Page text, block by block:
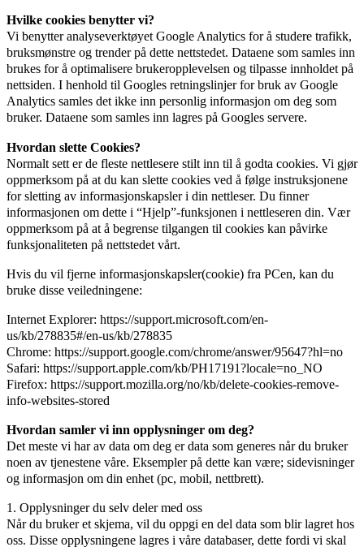
Hvilke cookies benytter vi?
Vi benytter analyseverktøyet Google Analytics for å studere trafikk,
bruksmønstre og trender på dette nettstedet. Dataene som samles inn
brukes for å optimalisere brukeropplevelsen og tilpasse innholdet på
nettsiden. I henhold til Googles retningslinjer for bruk av Google
Analytics samles det ikke inn personlig informasjon om deg som
bruker. Dataene som samles inn lagres på Googles servere.
Hvordan slette Cookies?
Normalt sett er de fleste nettlesere stilt inn til å godta cookies. Vi gjør
oppmerksom på at du kan slette cookies ved å følge instruksjonene
for sletting av informasjonskapsler i din nettleser. Du finner
informasjonen om dette i “Hjelp”-funksjonen i nettleseren din. Vær
oppmerksom på at å begrense tilgangen til cookies kan påvirke
funksjonaliteten på nettstedet vårt.
Hvis du vil fjerne informasjonskapsler(cookie) fra PCen, kan du
bruke disse veiledningene:
Internet Explorer: https://support.microsoft.com/en-
us/kb/278835#/en-us/kb/278835
Chrome: https://support.google.com/chrome/answer/95647?hl=no
Safari: https://support.apple.com/kb/PH17191?locale=no_NO
Firefox: https://support.mozilla.org/no/kb/delete-cookies-remove-
info-websites-stored
Hvordan samler vi inn opplysninger om deg?
Det meste vi har av data om deg er data som generes når du bruker
noen av tjenestene våre. Eksempler på dette kan være; sidevisninger
og informasjon om din enhet (pc, mobil, nettbrett).
1. Opplysninger du selv deler med oss
Når du bruker et skjema, vil du oppgi en del data som blir lagret hos
oss. Disse opplysningene lagres i våre databaser, dette fordi vi skal